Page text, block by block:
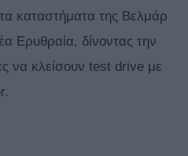
καταστήματα της Βελμάρ
Ερυθραία, δίνοντας την
να κλείσουν test drive με